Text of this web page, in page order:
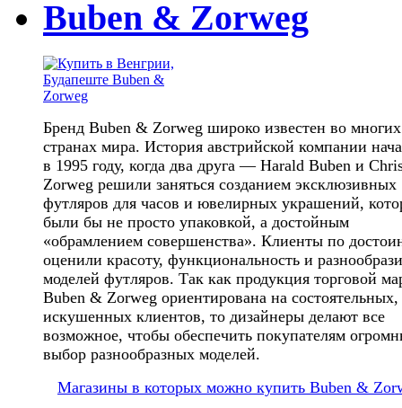
Buben & Zorweg
Бренд Buben & Zorweg широко известен во многих
странах мира. История австрийской компании
в 1995 году, когда два друга — Harald Buben и
Zorweg решили заняться созданием эксклюзивных
футляров для часов и ювелирных украшений,
были бы не просто упаковкой, а достойным
«обрамлением совершенства». Клиенты по
оценили красоту, функциональность и
моделей футляров. Так как продукция торговой
Buben & Zorweg ориентирована на состоятельных,
искушенных клиентов, то дизайнеры делают все
возможное, чтобы обеспечить покупателям
выбор разнообразных моделей.
Магазины в которых можно купить Buben &